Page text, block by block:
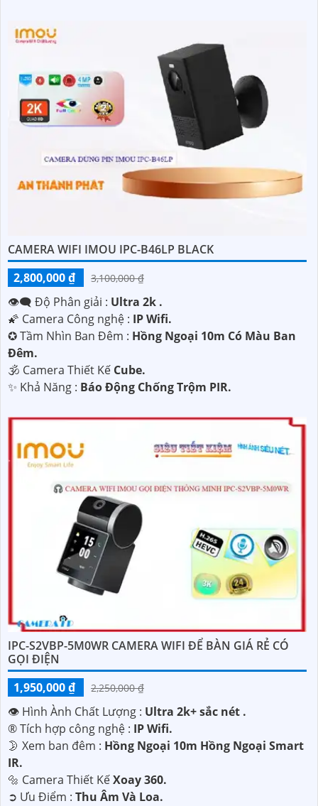
CAMERA WIFI IMOU IPC-B46LP BLACK
2,800,000 ₫
3,100,000 ₫
👁️‍🗨 Độ Phân giải : Ultra 2k .
🌠 Camera Công nghệ : IP Wifi.
✪ Tầm Nhìn Ban Đêm : Hồng Ngoại 10m Có Màu Ban
Đêm.
🕉️ Camera Thiết Kế Cube.
️✨ Khả Năng : Báo Động Chống Trộm PIR.
IPC-S2VBP-5M0WR CAMERA WIFI ĐỂ BÀN GIÁ RẺ CÓ
GỌI ĐIỆN
1,950,000 ₫
2,250,000 ₫
👁 Hình Ành Chất Lượng : Ultra 2k+ sắc nét .
®️ Tích hợp công nghệ : IP Wifi.
🌛 Xem ban đêm : Hồng Ngoại 10m Hồng Ngoại Smart
IR.
🔩 Camera Thiết KếXoay 360.
️➲ Ưu Điểm : Thu Âm Và Loa.